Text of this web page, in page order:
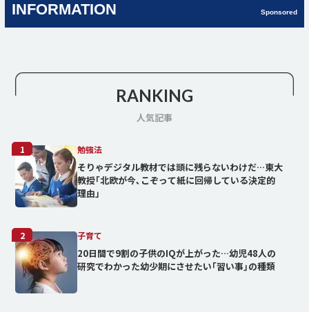
INFORMATION Sponsored
RANKING
人気記事
1 勉強法
そりゃデジタル教材では頭に残らないわけだ…東大
教授｢北欧が今､こぞって紙に回帰している決定的
理由」
2 子育て
20日間で9割の子供のIQが上がった…幼児48人の
研究でわかった幼少期にさせたい｢習い事｣の種類